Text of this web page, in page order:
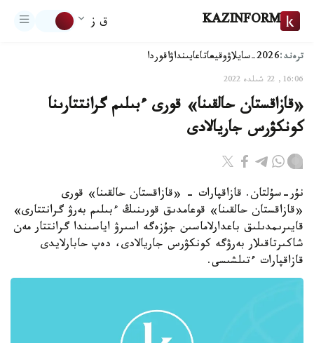
KAZINFORM ق ز
ترەند:2026-سايلاۋ وقيعاتاعايىنداۋاقوردا
16:06, 22 شىلدە 2022
«قازاقستان حالقىنا» قورى ءبىلىم گرانتتارىنا
كونكۋرس جاريالادى
نۇر-سۇلتان. قازاقپارات - «قازاقستان حالقىنا» قورى
«قازاقستان حالقىنا» قوعامدىق قورىنىڭ ءبىلىم بەرۋ گرانتتارى»
قايىرىمدىلىق باعدارلاماسىن جۇزەگە اسىرۋ اياسىندا گرانتتار مەن
شاكىرتاقىلار بەرۋگە كونكۋرس جاريالادى، دەپ حابارلايدى
قازاقپارات ءتىلشىسى.